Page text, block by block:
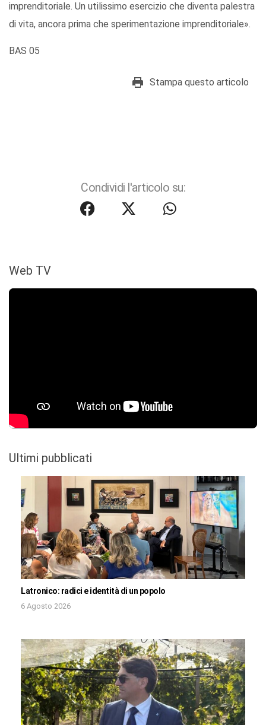
imprenditoriale. Un utilissimo esercizio che diventa palestra
di vita, ancora prima che sperimentazione imprenditoriale».
BAS 05
Stampa questo articolo
Condividi l'articolo su:
Web TV
Ultimi pubblicati
Latronico: radici e identità di un popolo
6 Agosto 2026